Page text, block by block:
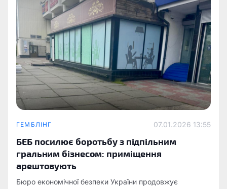
ГЕМБЛІНГ 07.01.2026 13:55
БЕБ посилює боротьбу з підпільним
гральним бізнесом: приміщення
арештовують
Бюро економічної безпеки України продовжує